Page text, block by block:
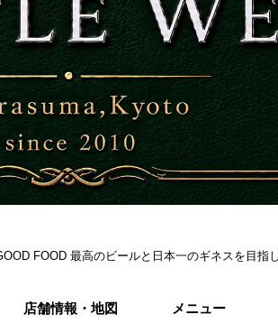
FOOD 最高のビールと日本一のギネスを目指
店舗情報・地図 メニュー